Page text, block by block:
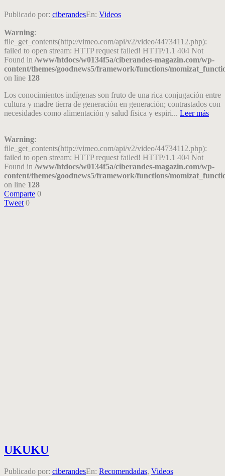
Publicado por: ciberandesEn: Videos
Warning:
file_get_contents(http://vimeo.com/api/v2/video/44734112.php):
failed to open stream: HTTP request failed! HTTP/1.1 404 Not
Found in /www/htdocs/w0134f5a/ciberandes-magazin.com/wp-
content/themes/goodnews5/framework/functions/
on line 128
Los conocimientos indígenas son fruto de una rica conjugación entre
cultura y madre tierra de generación en generación; contrastados con
necesidades como alimentación y salud física y espiri... Leer más
Warning:
file_get_contents(http://vimeo.com/api/v2/video/44734112.php):
failed to open stream: HTTP request failed! HTTP/1.1 404 Not
Found in /www/htdocs/w0134f5a/ciberandes-magazin.com/wp-
content/themes/goodnews5/framework/functions/
on line 128
Comparte 0
Tweet 0
UKUKU
Publicado por: ciberandesEn: Recomendadas, Videos